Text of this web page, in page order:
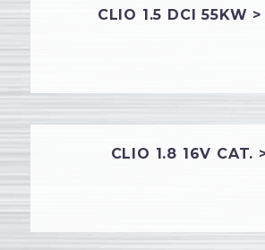
CLIO 1.5 DCI 55KW >
CLIO 1.8 16V CAT.